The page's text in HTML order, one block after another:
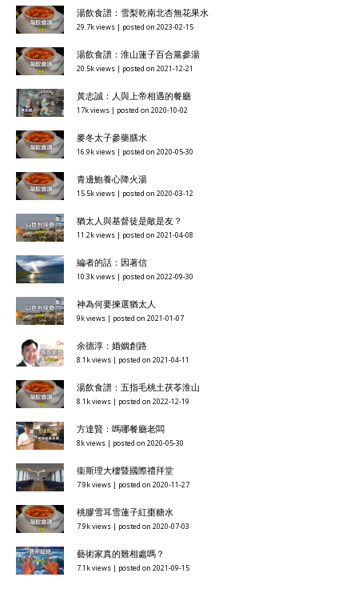
湯飲食譜：雪梨乾南北杏無花果水
29.7k views | posted on 2023-02-15
湯飲食譜：淮山蓮子百合黨參湯
20.5k views | posted on 2021-12-21
黃志誠：人與上帝相遇的餐廳
17k views | posted on 2020-10-02
麥冬太子參藥膳水
16.9k views | posted on 2020-05-30
青邊鮑養心降火湯
15.5k views | posted on 2020-03-12
猶太人與基督徒是敵是友？
11.2k views | posted on 2021-04-08
編者的話：因著信
10.3k views | posted on 2022-09-30
神為何要揀選猶太人
9k views | posted on 2021-01-07
余德淳：婚姻創路
8.1k views | posted on 2021-04-11
湯飲食譜：五指毛桃土茯苓淮山
8.1k views | posted on 2022-12-19
方達賢：嗎哪餐廳老闆
8k views | posted on 2020-05-30
衞斯理大樓暨國際禮拜堂
7.9k views | posted on 2020-11-27
桃膠雪耳雪蓮子紅棗糖水
7.9k views | posted on 2020-07-03
藝術家真的難相處嗎？
7.1k views | posted on 2021-09-15